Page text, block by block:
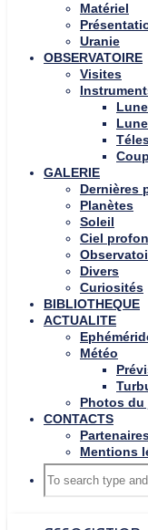
Matériel
Uranie
OBSERVATOIRE
Visites
GALERIE
Dernières
Planètes
Soleil
Ciel
Divers
Curiosités
BIBLIOTHEQUE
ACTUALITE
Météo
Photos du
CONTACTS
Mentions
Search
Search